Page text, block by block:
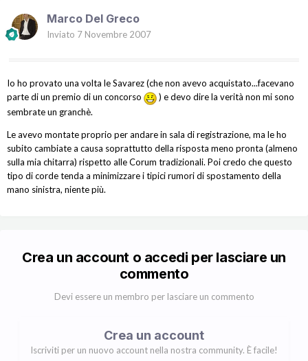
Marco Del Greco
Inviato 7 Novembre 2007
Io ho provato una volta le Savarez (che non avevo acquistato...facevano
parte di un premio di un concorso
) e devo dire la verità non mi sono
sembrate un granchè.
Le avevo montate proprio per andare in sala di registrazione, ma le ho
subito cambiate a causa soprattutto della risposta meno pronta (almeno
sulla mia chitarra) rispetto alle Corum tradizionali. Poi credo che questo
tipo di corde tenda a minimizzare i tipici rumori di spostamento della
mano sinistra, niente più.
Crea un account o accedi per lasciare un
commento
Devi essere un membro per lasciare un commento
Crea un account
Iscriviti per un nuovo account nella nostra community. È facile!